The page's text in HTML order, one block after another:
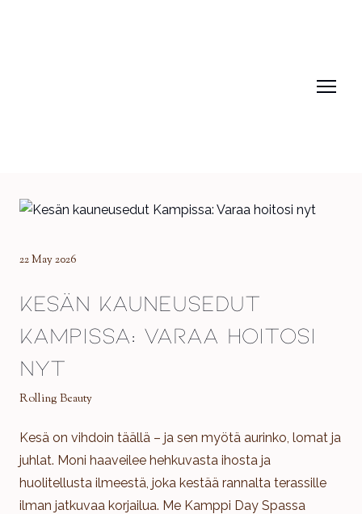
22 May 2026
Kesän kauneusedut
Kampissa: Varaa hoitosi
nyt
Rolling Beauty
Kesä on vihdoin täällä – ja sen myötä aurinko, lomat ja
juhlat. Moni haaveilee hehkuvasta ihosta ja
huolitellusta ilmeestä, joka kestää rannalta terassille
ilman jatkuvaa korjailua. Me Kamppi Day Spassa